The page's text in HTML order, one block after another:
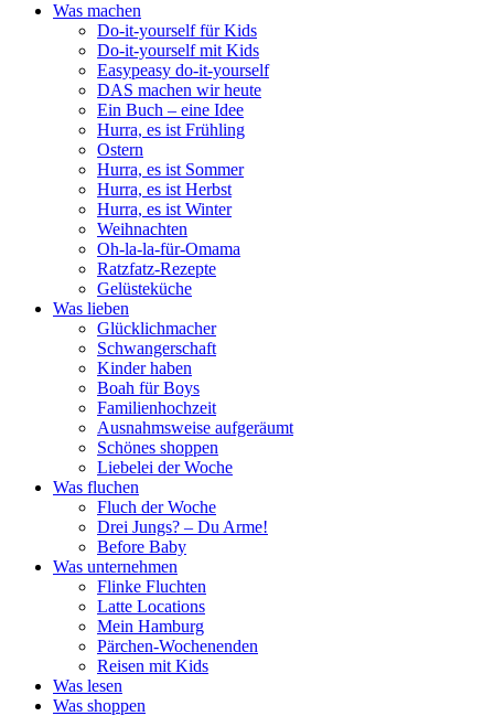
Was machen
Do-it-yourself für Kids
Do-it-yourself mit Kids
Easypeasy do-it-yourself
DAS machen wir heute
Ein Buch – eine Idee
Hurra, es ist Frühling
Ostern
Hurra, es ist Sommer
Hurra, es ist Herbst
Hurra, es ist Winter
Weihnachten
Oh-la-la-für-Omama
Ratzfatz-Rezepte
Gelüsteküche
Was lieben
Glücklichmacher
Schwangerschaft
Kinder haben
Boah für Boys
Familienhochzeit
Ausnahmsweise aufgeräumt
Schönes shoppen
Liebelei der Woche
Was fluchen
Fluch der Woche
Drei Jungs? – Du Arme!
Before Baby
Was unternehmen
Flinke Fluchten
Latte Locations
Mein Hamburg
Pärchen-Wochenenden
Reisen mit Kids
Was lesen
Was shoppen